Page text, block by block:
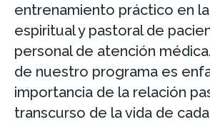
entrenamiento práctico en
espiritual y pastoral de
personal de atención
de nuestro programa es
importancia de la relación
transcurso de la vida de